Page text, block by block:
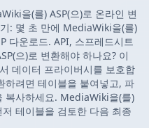
을(를) ASP(으)로 온라인 변
: 몇 초 만에 MediaWiki을(를)
다운로드. API, 스프레드시트
으)로 변환해야 하나요? 이
데이터 프라이버시를 보호합
하려면 테이블을 붙여넣고, 파
복사하세요. MediaWiki을(를)
테이블을 검토한 다음 최종